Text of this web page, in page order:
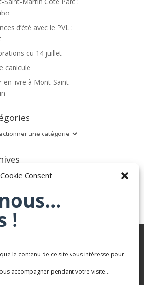
Consent
!
le contenu de ce site vous intéresse pour
accompagner pendant votre visite...
d’été avec le PVL :
du 14 juillet
canicule
en livre à Mont-Saint-
sportif